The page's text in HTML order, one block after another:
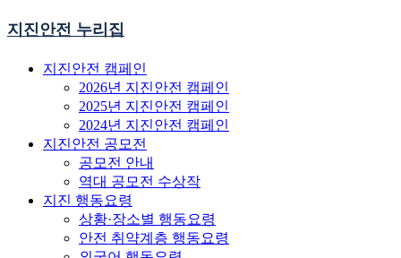
지진안전 누리집
지진안전 캠페인
2026년 지진안전 캠페인
2025년 지진안전 캠페인
2024년 지진안전 캠페인
지진안전 공모전
공모전 안내
역대 공모전 수상작
지진 행동요령
상황·장소별 행동요령
안전 취약계층 행동요령